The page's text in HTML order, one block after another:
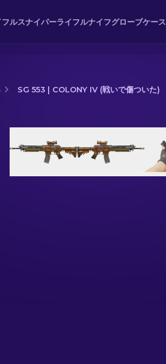
フルスナイパーライフルナイフグローブケース
SG 553 | COLONY IV (戦いで傷ついた)